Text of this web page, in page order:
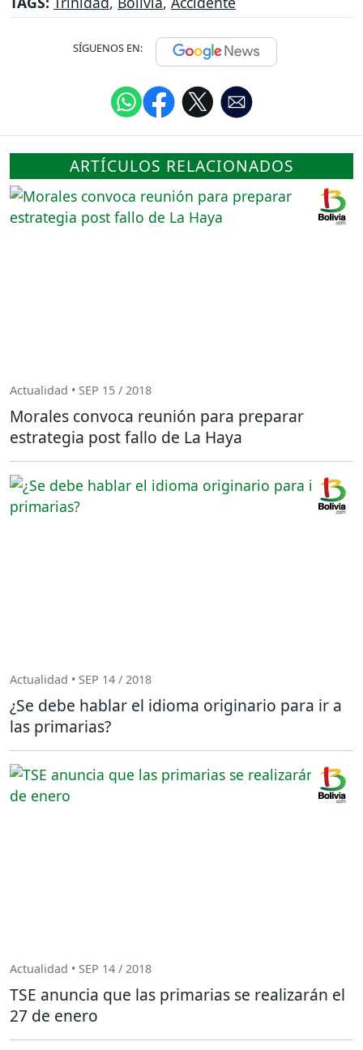
SÍGUENOS EN:
ARTÍCULOS RELACIONADOS
Actualidad • SEP 15 / 2018
Morales convoca reunión para preparar
estrategia post fallo de La Haya
Actualidad • SEP 14 / 2018
¿Se debe hablar el idioma originario para ir a
las primarias?
Actualidad • SEP 14 / 2018
TSE anuncia que las primarias se realizarán el
27 de enero